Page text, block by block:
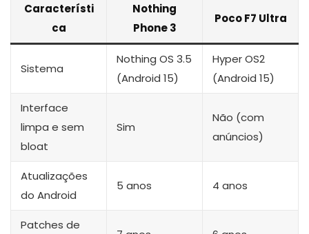
Característi
ca
Nothing
Phone 3
Poco F7 Ultra
Sistema
Nothing OS 3.5
(Android 15)
Hyper OS2
(Android 15)
Interface
limpa e sem
bloat
Sim
Não (com
anúncios)
Atualizações
do Android
5 anos 4 anos
Patches de